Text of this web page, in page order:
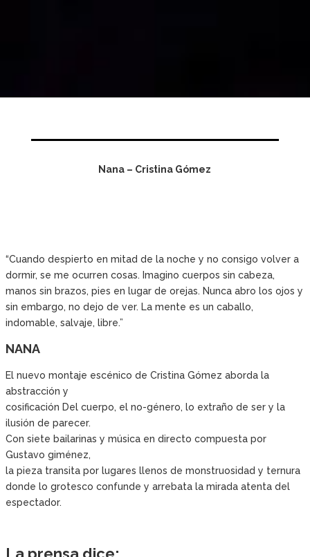
Nana – Cristina Gómez
“Cuando despierto en mitad de la noche y no consigo volver a
dormir, se me ocurren cosas. Imagino cuerpos sin cabeza,
manos sin brazos, pies en lugar de orejas. Nunca abro los ojos y
sin embargo, no dejo de ver. La mente es un caballo,
indomable, salvaje, libre.”
NANA
El nuevo montaje escénico de Cristina Gómez aborda la
abstracción y
cosificación Del cuerpo, el no-género, lo extraño de ser y la
ilusión de parecer.
Con siete bailarinas y música en directo compuesta por
Gustavo giménez,
la pieza transita por lugares llenos de monstruosidad y ternura
donde lo grotesco confunde y arrebata la mirada atenta del
espectador.
La prensa dice: